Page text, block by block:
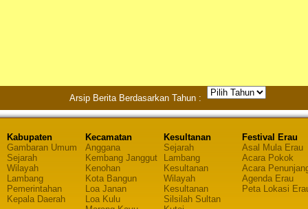
Arsip Berita Berdasarkan Tahun :
Kabupaten
Gambaran Umum
Sejarah
Wilayah
Lambang
Pemerintahan
Kepala Daerah
Kecamatan
Anggana
Kembang Janggut
Kenohan
Kota Bangun
Loa Janan
Loa Kulu
Kesultanan
Sejarah
Lambang
Kesultanan
Wilayah
Kesultanan
Silsilah Sultan
Festival Erau
Asal Mula Erau
Acara Pokok
Acara
Agenda Erau
Peta Lokasi